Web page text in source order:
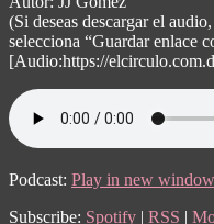
(Si deseas descargar el
selecciona “Guardar enlace
[Audio:https://
Podcast: Play in new window
Subscribe: Spotify | RSS |